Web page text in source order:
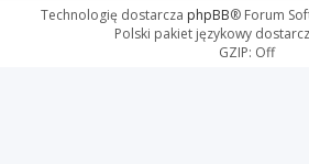
Technologię dostarcza phpBB® Forum
Polski pakiet językowy
GZIP: Off